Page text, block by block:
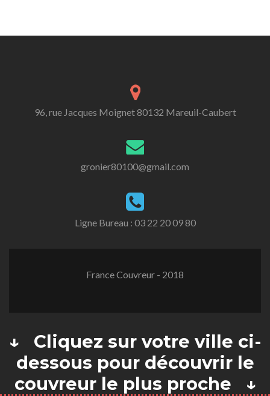
96, rue Jacques Moignet 80132 Mareuil-Caubert
gronier80100@gmail.com
Ligne Bureau : 03 22 20 09 80
France Couvreur - 2018
↓ Cliquez sur votre ville ci-
dessous pour découvrir le
couvreur le plus proche ↓